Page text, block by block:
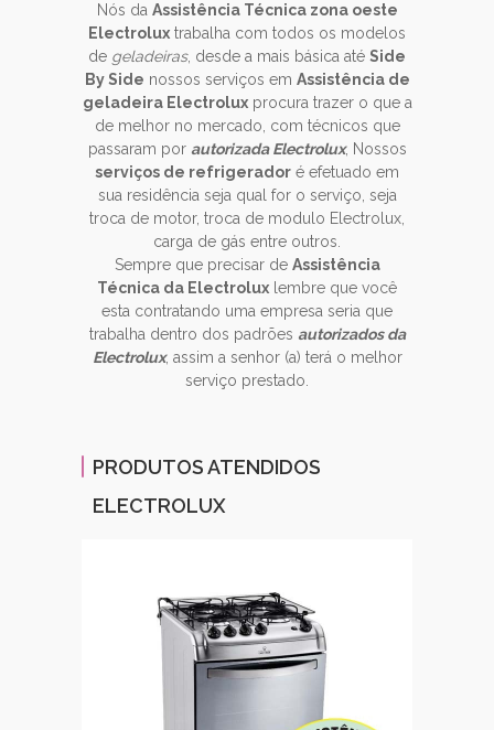
Nós da Assistência Técnica zona oeste
Electrolux trabalha com todos os modelos
de geladeiras, desde a mais básica até Side
By Side nossos serviços em Assistência de
geladeira Electroluxprocura trazer o que a
de melhor no mercado, com técnicos que
passaram por autorizada Electrolux, Nossos
serviços de refrigerador é efetuado em
sua residência seja qual for o serviço, seja
troca de motor, troca de modulo Electrolux,
carga de gás entre outros.
Sempre que precisar de Assistência
Técnica da Electrolux lembre que você
esta contratando uma empresa seria que
trabalha dentro dos padrões autorizados da
Electrolux, assim a senhor (a) terá o melhor
serviço prestado.
PRODUTOS ATENDIDOS
ELECTROLUX